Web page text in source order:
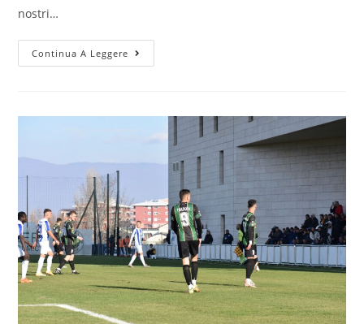
nostri…
Continua A Leggere